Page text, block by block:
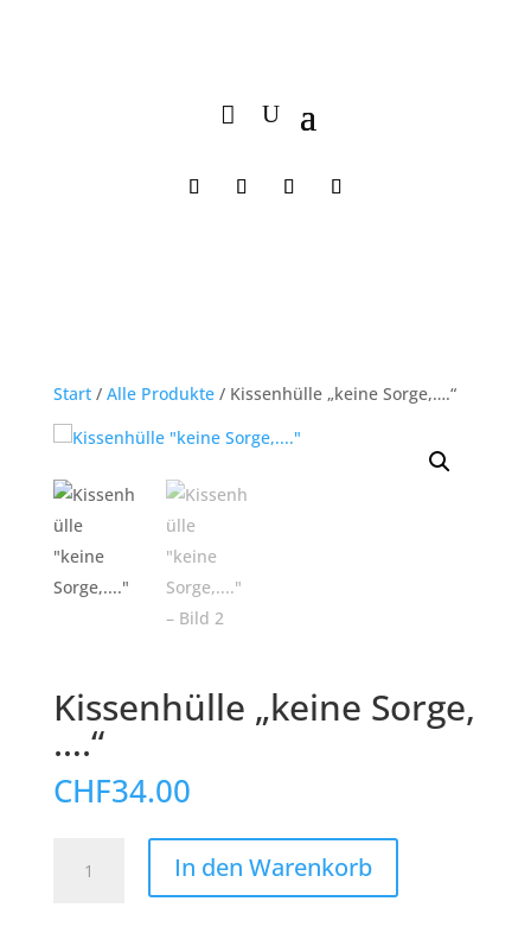
Start/ Alle Produkte/ Kissenhülle „keine Sorge,….“
Kissenhülle „keine Sorge,
….“
CHF34.00
"keine
In den Warenkorb